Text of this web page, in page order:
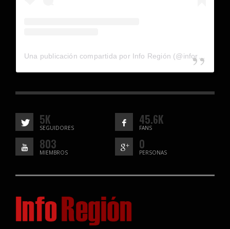
Una publicación compartida por Info Región (@inforegion_redes)
5K
SEGUIDORES
45.6K
FANS
803
MIEMBROS
0
PERSONAS